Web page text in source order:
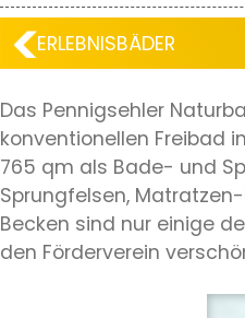
ERLEBNISBÄDER
Das Pennigsehler
konventionellen Freibad
765 qm als Bade- und
Sprungfelsen,
Becken sind nur einige
den Förderverein